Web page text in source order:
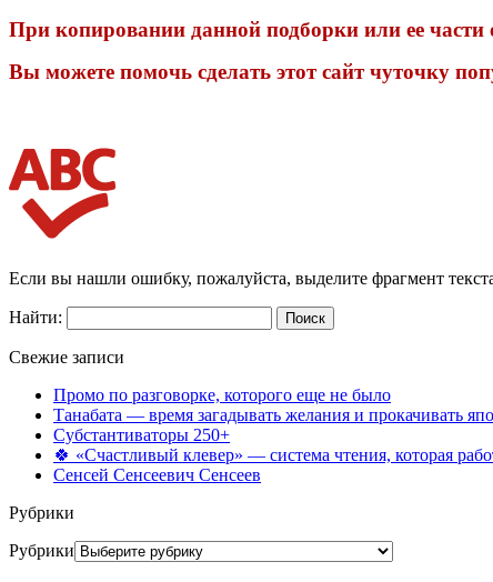
При копировании данной подборки или ее части
Вы можете помочь сделать этот сайт чуточку
Если вы нашли ошибку, пожалуйста, выделите фрагмент
Найти:
Свежие записи
Промо по разговорке, которого еще не было
Танабата — время загадывать желания и прокачивать
Субстантиваторы 250+
🍀 «Счастливый клевер» — система чтения, которая
Сенсей Сенсеевич Сенсеев
Рубрики
Рубрики